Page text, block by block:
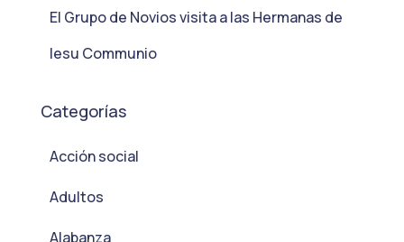
El Grupo de Novios visita a las Hermanas de
Iesu Communio
Categorías
Acción social
Adultos
Alabanza